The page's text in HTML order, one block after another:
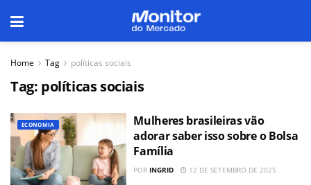
Home Tag políticas sociais
Tag: políticas sociais
ECONOMIA
Mulheres brasileiras vão
adorar saber isso sobre o Bolsa
Família
POR INGRID 12 DE SETEMBRO DE 2025